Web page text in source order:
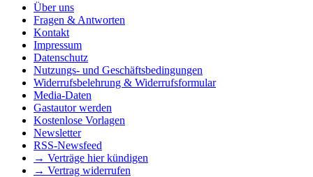
Über uns
Fragen & Antworten
Kontakt
Impressum
Datenschutz
Nutzungs- und Geschäftsbedingungen
Widerrufsbelehrung & Widerrufsformular
Media-Daten
Gastautor werden
Kostenlose Vorlagen
Newsletter
RSS-Newsfeed
→ Verträge hier kündigen
→ Vertrag widerrufen